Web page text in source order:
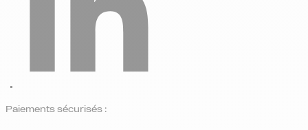
Paiements sécurisés :